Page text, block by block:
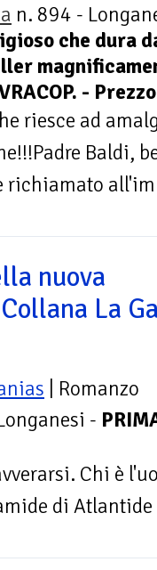
n. 894 -
che dura
-
riesce ad
Baldi,
richiamato
nuova
La
| Romanzo
-
Chi è
di Atlantide